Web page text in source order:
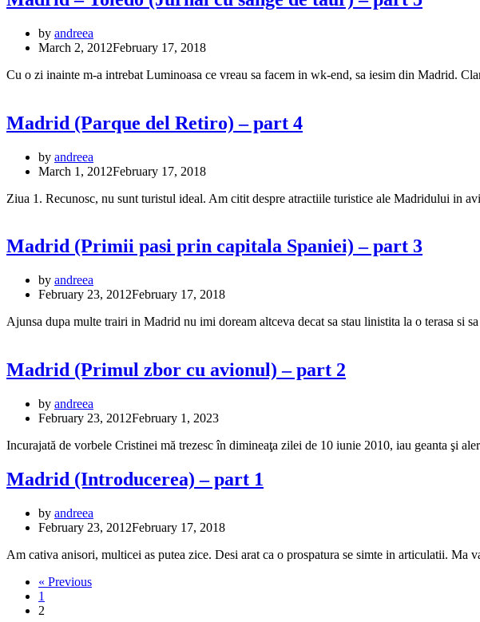
by andreea
March 2, 2012February 17, 2018
Cu o zi inainte m-a intrebat Luminoasa ce vreau sa facem in wk-end, sa iesim din Madrid.
Madrid (Parque del Retiro) – part 4
by andreea
March 1, 2012February 17, 2018
Ziua 1. Recunosc, nu sunt turistul ideal. Am citit despre atractiile turistice ale Madridului in
Madrid (Primii pasi prin capitala Spaniei) – part 3
by andreea
February 23, 2012February 17, 2018
Ajunsa dupa multe trairi in Madrid nu imi doream altceva decat sa stau linistita la o terasa si
Madrid (Primul zbor cu avionul) – part 2
by andreea
February 23, 2012February 1, 2023
Incurajată de vorbele Cristinei mă trezesc în dimineaţa zilei de 10 iunie 2010, iau geanta şi
Madrid (Introducerea) – part 1
by andreea
February 23, 2012February 17, 2018
Am cativa anisori, multicei as putea zice. Desi arat ca o prospatura se simte in articulatii. Ma
« Previous
1
2